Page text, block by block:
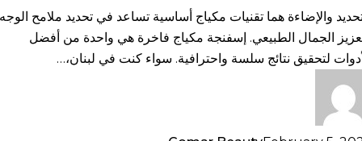
والإضاءة هما تقنيات مكياج أساسية تساعد في تحديد ملامح الوجه
الجمال الطبيعي. إسفنجة مكياج فاخرة هي واحدة من أفضل
لتحقيق نتائج سلسة واحترافية. سواء كنت في لبنان،…